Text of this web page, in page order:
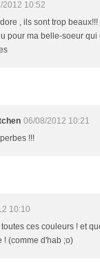
2012 10:52
, ils sont trop
pour ma belle-soeur qui
06/08/2012 10:21
!!!
10:10
ces couleurs ! et
! (comme d'hab ;o)